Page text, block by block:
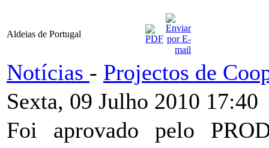
Aldeias de Portugal
Notícias - Projectos de
Sexta, 09 Julho 2010 17:40
Foi aprovado pelo